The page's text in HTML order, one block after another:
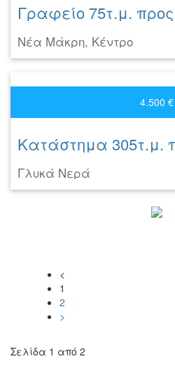
Γραφείο 75τ.μ. προς
Νέα Μάκρη, Κέντρο
4.500 €
Κατάστημα 305τ.μ.
Γλυκά Νερά
<
1
2
>
Σελίδα 1 από 2